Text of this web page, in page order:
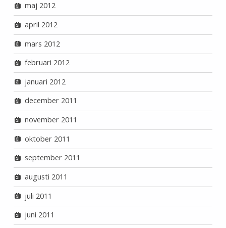
maj 2012
april 2012
mars 2012
februari 2012
januari 2012
december 2011
november 2011
oktober 2011
september 2011
augusti 2011
juli 2011
juni 2011